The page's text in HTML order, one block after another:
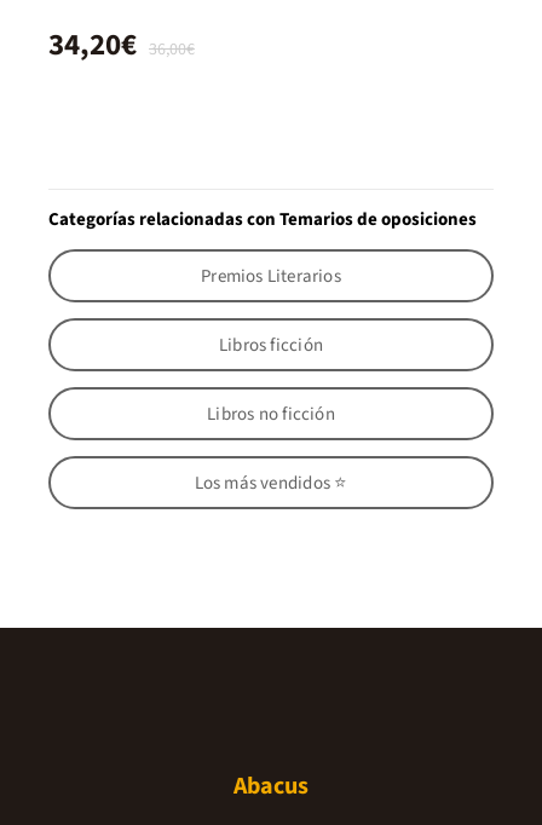
36,00€
34,20€
Categorías relacionadas con Temarios de oposiciones
Premios Literarios
Libros ficción
Libros no ficción
Los más vendidos ⭐
Abacus